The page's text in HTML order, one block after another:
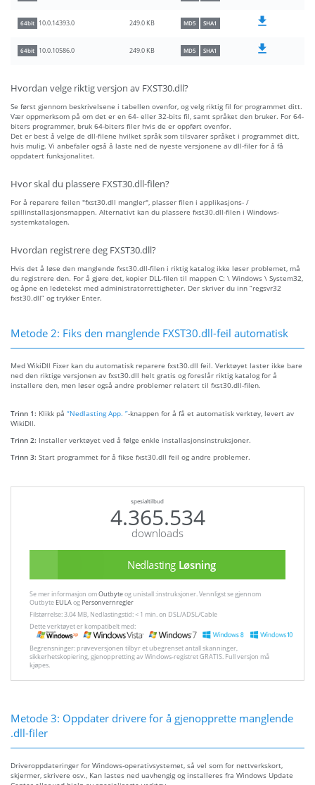
64bit 10.0.14393.0 249.0 KB MD5 SHA1
64bit 10.0.10586.0 249.0 KB MD5 SHA1
Hvordan velge riktig versjon av FXST30.dll?
Se først gjennom beskrivelsene i tabellen ovenfor, og velg riktig fil for programmet ditt.
Vær oppmerksom på om det er en 64- eller 32-bits fil, samt språket den bruker. For 64-
biters programmer, bruk 64-biters filer hvis de er oppført ovenfor.
Det er best å velge de dll-filene hvilket språk som tilsvarer språket i programmet ditt,
hvis mulig. Vi anbefaler også å laste ned de nyeste versjonene av dll-filer for å få
oppdatert funksjonalitet.
Hvor skal du plassere FXST30.dll-filen?
For å reparere feilen "fxst30.dll mangler", plasser filen i applikasjons- /
spillinstallasjonsmappen. Alternativt kan du plassere fxst30.dll-filen i Windows-
systemkatalogen.
Hvordan registrere deg FXST30.dll?
Hvis det å løse den manglende fxst30.dll-filen i riktig katalog ikke løser problemet, må
du registrere den. For å gjøre det, kopier DLL-filen til mappen C: \ Windows \ System32,
og åpne en ledetekst med administratorrettigheter. Der skriver du inn “regsvr32
fxst30.dll” og trykker Enter.
Metode 2: Fiks den manglende FXST30.dll-feil automatisk
Med WikiDll Fixer kan du automatisk reparere fxst30.dll feil. Verktøyet laster ikke bare
ned den riktige versjonen av fxst30.dll helt gratis og foreslår riktig katalog for å
installere den, men løser også andre problemer relatert til fxst30.dll-filen.
Trinn 1: Klikk på “Nedlasting App. ”-knappen for å få et automatisk verktøy, levert av
WikiDll.
Trinn 2: Installer verktøyet ved å følge enkle installasjonsinstruksjoner.
Trinn 3: Start programmet for å fikse fxst30.dll feil og andre problemer.
spesialtilbud
4.365.534
downloads
Nedlasting Løsning
Se mer informasjon omOutbyteog unistall :instruksjoner. Vennligst se gjennom
Outbyte EULAog Personvernregler
Filstørrelse: 3.04 MB, Nedlastingstid: < 1 min. on DSL/ADSL/Cable
Dette verktøyet er kompatibelt med:
Begrensninger: prøveversjonen tilbyr et ubegrenset antall skanninger,
sikkerhetskopiering, gjenoppretting av Windows-registret GRATIS. Full versjon må
kjøpes.
Metode 3: Oppdater drivere for å gjenopprette manglende
.dll-filer
Driveroppdateringer for Windows-operativsystemet, så vel som for nettverkskort,
skjermer, skrivere osv., Kan lastes ned uavhengig og installeres fra Windows Update